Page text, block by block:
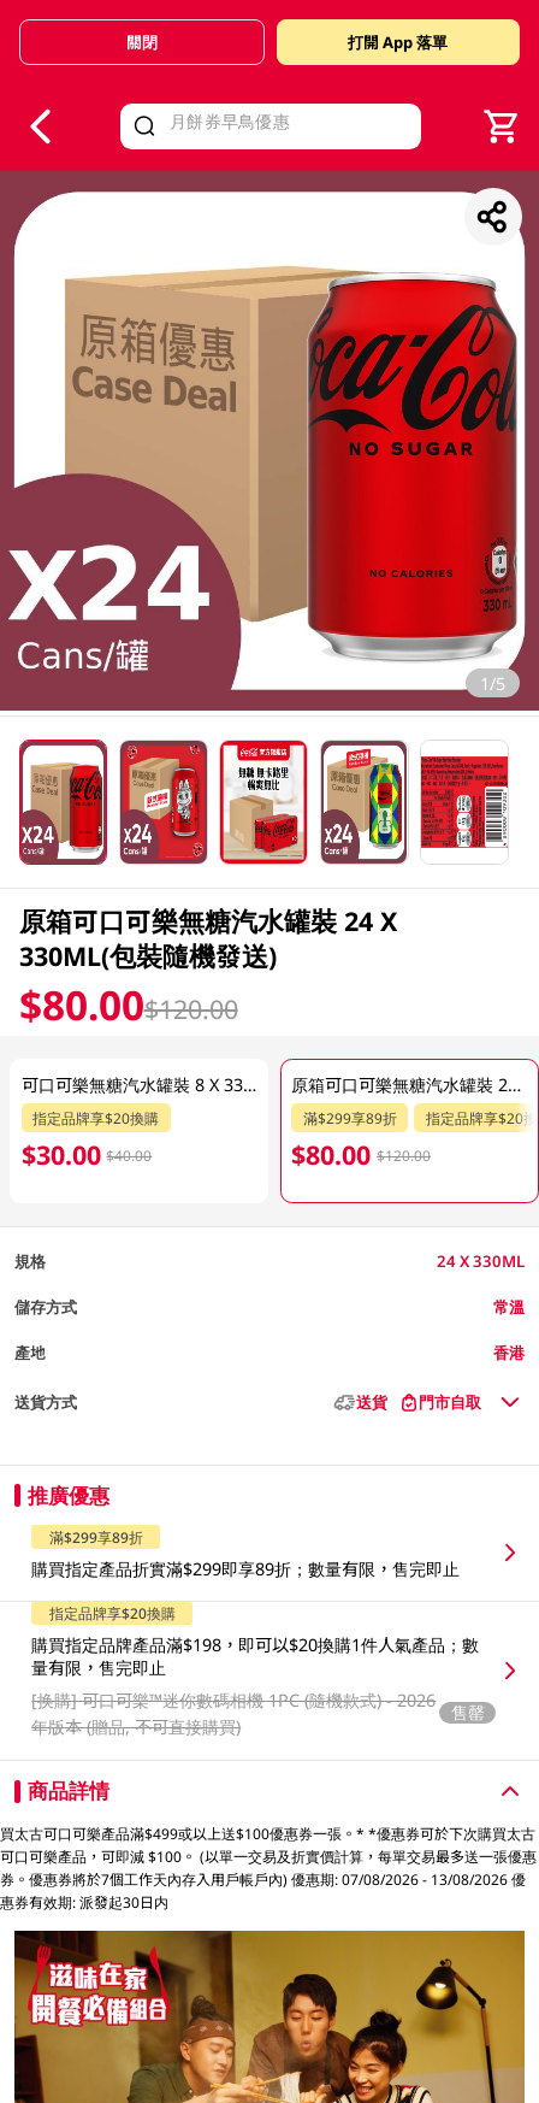
Valid Until 30 June 2026
關閉 打開 App 落單
1/5
原箱可口可樂無糖汽水罐裝 24 X
330ML(包裝隨機發送)
$80.00$120.00
可口可樂無糖汽水罐裝 8 X 330ML(包裝隨機發送)
指定品牌享$20換購
$30.00 $40.00
原箱可口可樂無糖汽水罐裝 24 X 330ML(包裝隨機發送)
滿$299享89折 指定品牌享$20
$80.00 $120.00
規格 24 X 330ML
儲存方式 常溫
產地 香港
送貨方式 送貨 門市自取
推廣優惠
滿$299享89折
購買指定產品折實滿$299即享89折；數量有限，售完即止
指定品牌享$20換購
購買指定品牌產品滿$198，即可以$20換購1件人氣產品；數
量有限，售完即止
[换購]可口可樂™️迷你數碼相機 1PC (隨機款式) - 2026
年版本 (贈品, 不可直接購買)
售罄
商品詳情
買太古可口可樂產品滿$499或以上送$100優惠券一張。* *優惠券可於下次購買太古
可口可樂產品，可即減 $100。 (以單一交易及折實價計算，每單交易最多送一張優惠
券。優惠券將於7個工作天內存入用戶帳戶內) 優惠期: 07/08/2026 - 13/08/2026 優
惠券有效期: 派發起30日内